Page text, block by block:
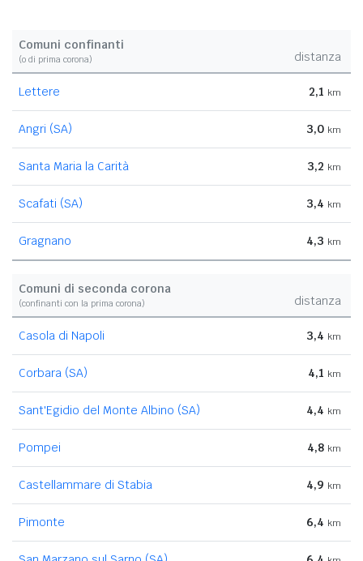
Comuni confinanti
(o di prima corona) distanza
Lettere 2,1 km
Angri (SA) 3,0 km
Santa Maria la Carità 3,2 km
Scafati (SA) 3,4 km
Gragnano 4,3 km
Comuni di seconda corona
(confinanti con la prima corona) distanza
Casola di Napoli 3,4 km
Corbara (SA) 4,1 km
Sant'Egidio del Monte Albino (SA) 4,4 km
Pompei 4,8 km
Castellammare di Stabia 4,9 km
Pimonte 6,4 km